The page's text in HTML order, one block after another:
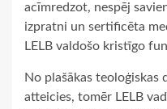
acīmredzot, nespēj
izpratni un sertificēta
LELB valdošo kristīgo
No plašākas teoloģiskas
atteicies, tomēr LELB